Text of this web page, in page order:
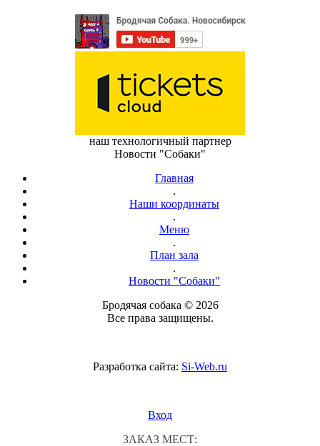
наш технологичный партнер
Новости "Собаки"
Главная
.
Наши координаты
.
Меню
.
План зала
.
Новости "Собаки"
Бродячая собака © 2026
Все права защищены.
Разработка сайта: Si-Web.ru
Вход
ЗАКАЗ МЕСТ: